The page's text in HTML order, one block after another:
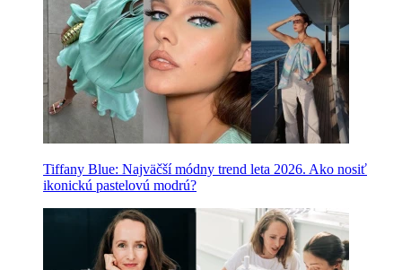
Tiffany Blue: Najväčší módny trend leta 2026. Ako nosiť
ikonickú pastelovú modrú?